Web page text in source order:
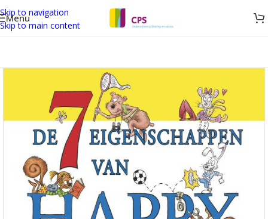
Skip to navigation
Skip to main content
Menu